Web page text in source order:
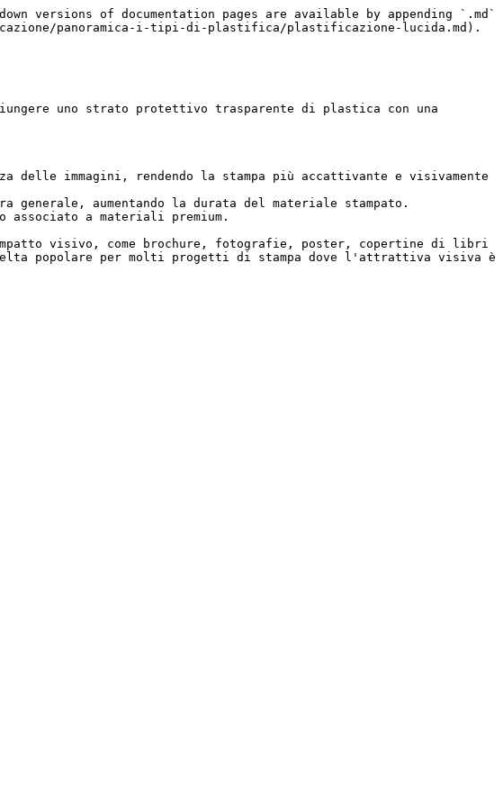
of documentation pages are available by appending `.md`
panoramica-i-tipi-di-plastifica/plastificazione-lucida.md).
uno strato protettivo trasparente di plastica con una
immagini, rendendo la stampa più accattivante e visivamente
aumentando la durata del materiale stampato.
a materiali premium.
visivo, come brochure, fotografie, poster, copertine di libri
popolare per molti progetti di stampa dove l'attrattiva visiva è